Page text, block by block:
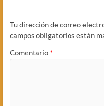
Tu dirección de correo
campos obligatorios están
Comentario *